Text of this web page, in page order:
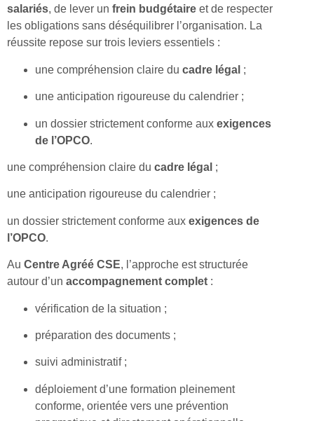
salariés, de lever un frein budgétaire et de respecter
les obligations sans déséquilibrer l’organisation. La
réussite repose sur trois leviers essentiels :
une compréhension claire du cadre légal ;
une anticipation rigoureuse du calendrier ;
un dossier strictement conforme aux exigences
de l’OPCO.
une compréhension claire du cadre légal ;
une anticipation rigoureuse du calendrier ;
un dossier strictement conforme aux exigences de
l’OPCO.
Au Centre Agréé CSE, l’approche est structurée
autour d’un accompagnement complet :
vérification de la situation ;
préparation des documents ;
suivi administratif ;
déploiement d’une formation pleinement
conforme, orientée vers une prévention